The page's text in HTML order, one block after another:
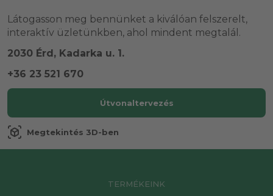
Látogasson meg bennünket a kiválóan felszerelt,
interaktív üzletünkben, ahol mindent megtalál.
2030 Érd, Kadarka u. 1.
+36 23 521 670
Útvonaltervezés
view_in_ar Megtekintés 3D-ben
TERMÉKEINK